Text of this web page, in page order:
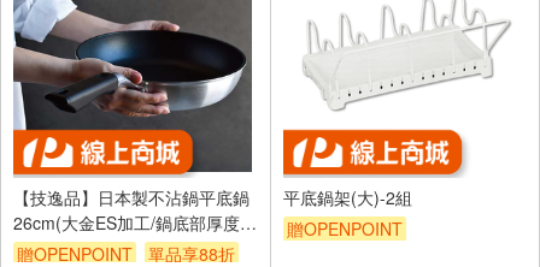
【技逸品】日本製不沾鍋平底鍋
26cm(大金ES加工/鍋底部厚度
2.7mm)
贈OPENPOINT 單品享88折
平底鍋架(大)-2組
贈OPENPOINT